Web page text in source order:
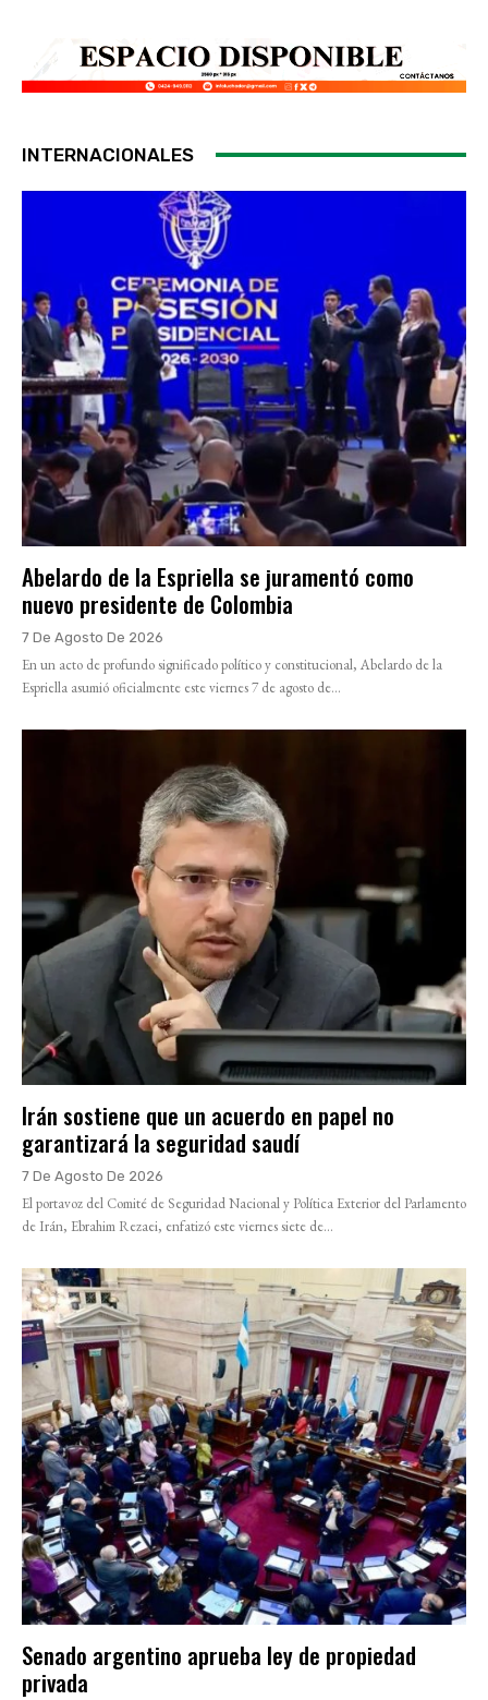
INTERNACIONALES
Abelardo de la Espriella se juramentó como
nuevo presidente de Colombia
7 De Agosto De 2026
En un acto de profundo significado político y constitucional, Abelardo de la
Espriella asumió oficialmente este viernes 7 de agosto de...
Irán sostiene que un acuerdo en papel no
garantizará la seguridad saudí
7 De Agosto De 2026
El portavoz del Comité de Seguridad Nacional y Política Exterior del Parlamento
de Irán, Ebrahim Rezaei, enfatizó este viernes siete de...
Senado argentino aprueba ley de propiedad
privada